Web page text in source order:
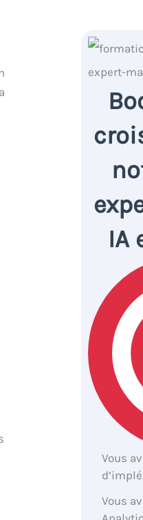
IA
Vous
Vous